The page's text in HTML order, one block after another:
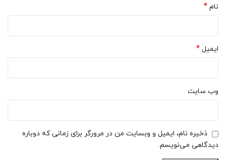
نام *
ایمیل *
وب‌ سایت
ذخیره نام، ایمیل و وبسایت من در مرورگر برای زمانی که دوباره
دیدگاهی می‌نویسم.